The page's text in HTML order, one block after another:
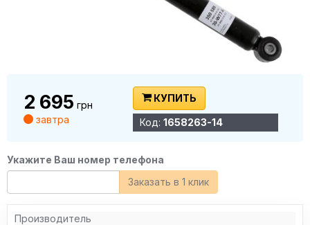
2 695 грн
завтра
КУПИТЬ
Код: 1658263-14
Укажите Ваш номер телефона
Заказать в 1 клик
Производитель